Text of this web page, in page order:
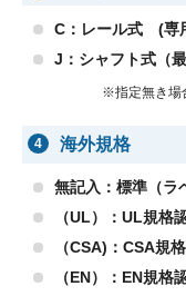
C：レール式 (専
J：シャフト式（最
※指定無き場
4 海外規格
無記入：標準（ラ
（UL）：UL規格
（CSA)：CSA規
（EN）：EN規格